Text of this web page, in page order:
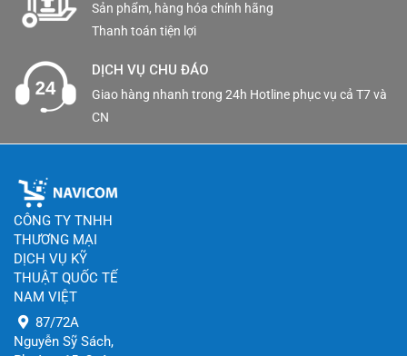
Sản phẩm, hàng hóa chính hãng
Thanh toán tiện lợi
DỊCH VỤ CHU ĐÁO
Giao hàng nhanh trong 24h Hotline phục vụ cả T7 và
CN
CÔNG TY TNHH
THƯƠNG MẠI
DỊCH VỤ KỸ
THUẬT QUỐC TẾ
NAM VIỆT
87/72A
Nguyễn Sỹ Sách,